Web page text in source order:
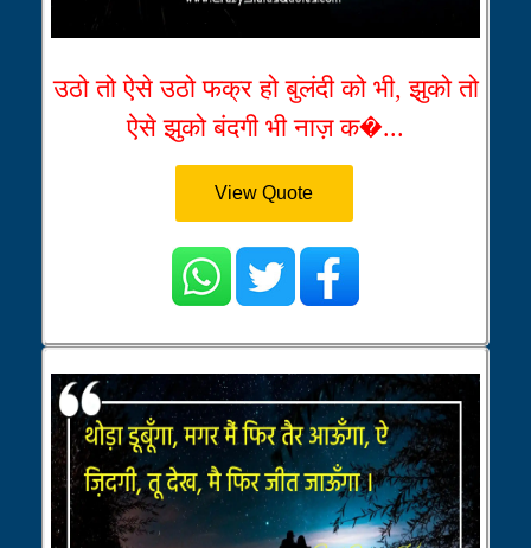
उठो तो ऐसे उठो फक्र हो बुलंदी को भी, झुको तो
ऐसे झुको बंदगी भी नाज़ क�...
View Quote